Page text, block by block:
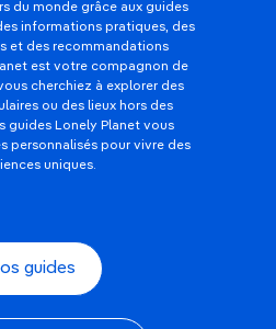
du monde grâce aux guides
informations pratiques, des
et des recommandations
est votre compagnon de
cherchiez à explorer des
ou des lieux hors des
guides Lonely Planet vous
personnalisés pour vivre des
uniques.
guides